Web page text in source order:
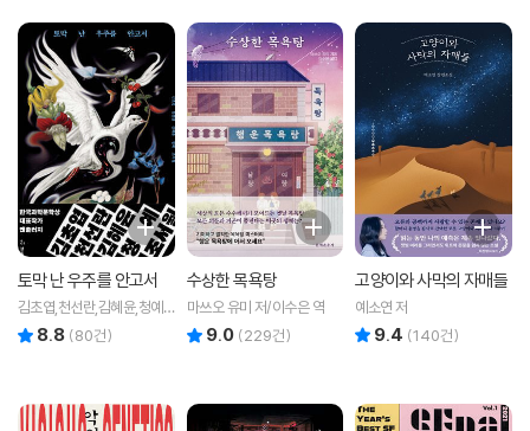
토막 난 우주를 안고서
김초엽,천선란,김혜윤,청예,
조서월 저
8.8 (80건)
수상한 목욕탕
마쓰오 유미 저/이수은 역
9.0 (229건)
고양이와 사막의 자매들
예소연 저
9.4 (140건)